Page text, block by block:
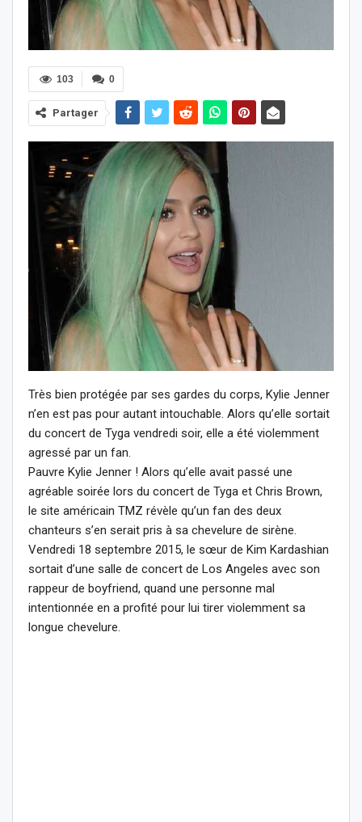
0
103
Partager
Très bien protégée par ses gardes du corps, Kylie Jenner
n’en est pas pour autant intouchable. Alors qu’elle sortait
du concert de Tyga vendredi soir, elle a été violemment
agressé par un fan.
Pauvre Kylie Jenner ! Alors qu’elle avait passé une
agréable soirée lors du concert de Tyga et Chris Brown,
le site américain TMZ révèle qu’un fan des deux
chanteurs s’en serait pris à sa chevelure de sirène.
Vendredi 18 septembre 2015, le sœur de Kim Kardashian
sortait d’une salle de concert de Los Angeles avec son
rappeur de boyfriend, quand une personne mal
intentionnée en a profité pour lui tirer violemment sa
longue chevelure.